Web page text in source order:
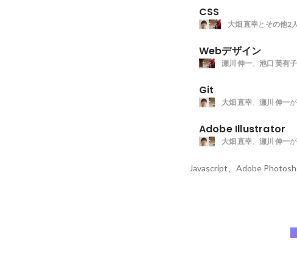
CSS
大畑 直幸と その他2
Webデザイン
瀬川 伸一、 池口 芙有子
Git
大畑 直幸、 瀬川 伸一
Adobe Illustrator
大畑 直幸、 瀬川 伸一